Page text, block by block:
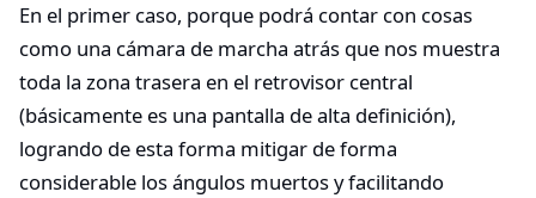
En el primer caso, porque podrá contar con cosas
como una cámara de marcha atrás que nos muestra
toda la zona trasera en el retrovisor central
(básicamente es una pantalla de alta definición),
logrando de esta forma mitigar de forma
considerable los ángulos muertos y facilitando